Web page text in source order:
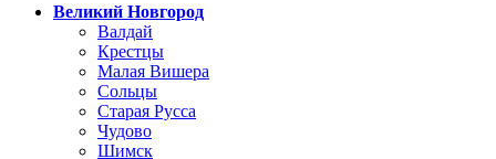
Великий Новгород
Валдай
Крестцы
Малая Вишера
Сольцы
Старая Русса
Чудово
Шимск